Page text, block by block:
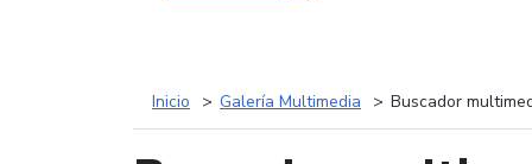
Inicio Galería Multimedia Buscador